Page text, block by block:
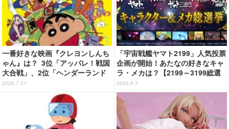
一番好きな映画『クレヨンしんち
ゃん』は？ 3位「アッパレ！戦国
大合戦」、2位「ヘンダーランド
の大冒険」、1位は…？【『映画
クレヨンしんちゃん 奇々怪々！
オラの妖怪バケ～ション』公開記
2026.7.31
「宇宙戦艦ヤマト2199」人気投票
企画が開始！あたなの好きなキャ
ラ・メカは？【2199～3199総選
挙】
2026.8.7